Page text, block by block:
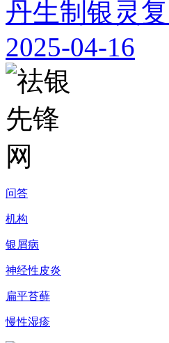
丹生制银灵
2025-04-16
问答
机构
银屑病
神经性皮炎
扁平苔藓
慢性湿疹